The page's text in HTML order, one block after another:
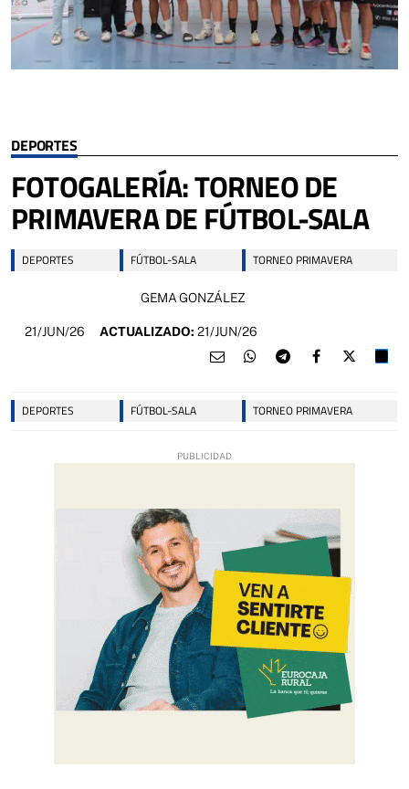
DEPORTES
FOTOGALERÍA: TORNEO DE
PRIMAVERA DE FÚTBOL-SALA
DEPORTES FÚTBOL-SALA TORNEO PRIMAVERA
GEMA GONZÁLEZ
21/JUN/26 ACTUALIZADO: 21/JUN/26
DEPORTES FÚTBOL-SALA TORNEO PRIMAVERA